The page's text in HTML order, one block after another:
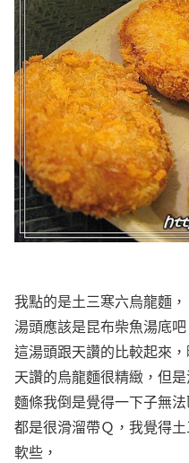
我點的是土三寒六烏龍麵，
湯頭應該是昆布柴魚湯底
這湯頭跟天讚的比較起來，
天讚的烏龍麵很精緻，但
麵條我倒是覺得一下子無法
都是很滑溜帶Ｑ，我覺得
軟些，